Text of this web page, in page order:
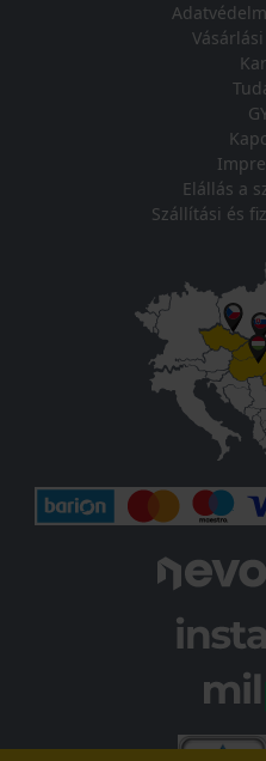
Elállás a
Szállítási és